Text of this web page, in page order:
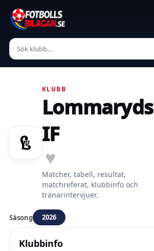
KLUBB
Lommaryds
IF
♥
Matcher, tabell, resultat,
matchreferat, klubbinfo och
tränarintervjuer.
Säsong 2026
Klubbinfo